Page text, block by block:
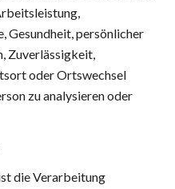
Gesundheit, persönlicher
Zuverlässigkeit,
oder Ortswechsel
zu analysieren oder
die Verarbeitung